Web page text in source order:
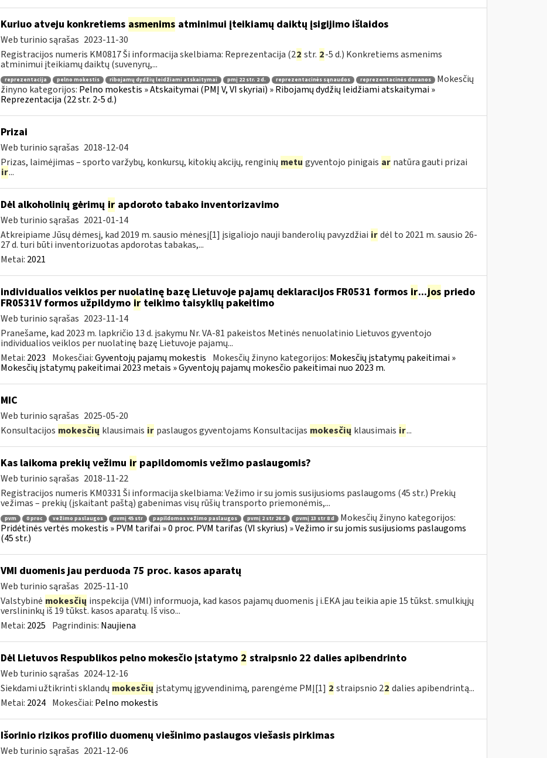
Kuriuo atveju konkretiems asmenims atminimui įteikiamų daiktų įsigijimo išlaidos
Web turinio sąrašas 2023-11-30
Registracijos numeris KM0817 Ši informacija skelbiama: Reprezentacija (22 str. 2-5 d.) Konkretiems asmenims
atminimui įteikiamų daiktų (suvenyrų,...
reprezentacija pelno mokestis ribojamų dydžių leidžiami atskaitymai pmį 22 str. 2 d. reprezentacinės sąnaudos reprezentacinės dovanos
Mokesčių
žinyno kategorijos: Pelno mokestis » Atskaitymai (PMĮ V, VI skyriai) » Ribojamų dydžių leidžiami atskaitymai »
Reprezentacija (22 str. 2-5 d.)
Prizai
Web turinio sąrašas 2018-12-04
Prizas, laimėjimas – sporto varžybų, konkursų, kitokių akcijų, renginių metu gyventojo pinigais ar natūra gauti prizai
ir...
Dėl alkoholinių gėrimų irapdoroto tabako inventorizavimo
Web turinio sąrašas 2021-01-14
Atkreipiame Jūsų dėmesį, kad 2019 m. sausio mėnesį[1] įsigaliojo nauji banderolių pavyzdžiai ir dėl to 2021 m. sausio 26-
27 d. turi būti inventorizuotas apdorotas tabakas,...
Metai: 2021
individualios veiklos per nuolatinę bazę Lietuvoje pajamų deklaracijos FR0531 formos ir...jos priedo
FR0531V formos užpildymo irteikimo taisyklių pakeitimo
Web turinio sąrašas 2023-11-14
Pranešame, kad 2023 m. lapkričio 13 d. įsakymu Nr. VA-81 pakeistos Metinės nenuolatinio Lietuvos gyventojo
individualios veiklos per nuolatinę bazę Lietuvoje pajamų...
Metai: 2023 Mokesčiai:Gyventojų pajamų mokestis Mokesčių žinyno kategorijos: Mokesčių įstatymų pakeitimai »
Mokesčių įstatymų pakeitimai 2023 metais » Gyventojų pajamų mokesčio pakeitimai nuo 2023 m.
MIC
Web turinio sąrašas 2025-05-20
Konsultacijos mokesčių klausimais ir paslaugos gyventojams Konsultacijas mokesčių klausimais ir...
Kas laikoma prekių vežimu irpapildomomis vežimo paslaugomis?
Web turinio sąrašas 2018-11-22
Registracijos numeris KM0331 Ši informacija skelbiama: Vežimo ir su jomis susijusioms paslaugoms (45 str.) Prekių
vežimas – prekių (įskaitant paštą) gabenimas visų rūšių transporto priemonėmis,...
pvm 0 proc vežimo paslaugos pvmį 45 str papildomos vežimo paslaugos pvmį 2 str 26 d pvmį 13 str 8 d
Mokesčių žinyno kategorijos:
Pridėtinės vertės mokestis » PVM tarifai » 0 proc. PVM tarifas (VI skyrius) » Vežimo ir su jomis susijusioms paslaugoms
(45 str.)
VMI duomenis jau perduoda 75 proc. kasos aparatų
Web turinio sąrašas 2025-11-10
Valstybinė mokesčių inspekcija (VMI) informuoja, kad kasos pajamų duomenis į i.EKA jau teikia apie 15 tūkst. smulkiųjų
verslininkų iš 19 tūkst. kasos aparatų. Iš viso...
Metai: 2025 Pagrindinis: Naujiena
Dėl Lietuvos Respublikos pelno mokesčio įstatymo 2 straipsnio 22 dalies apibendrinto
Web turinio sąrašas 2024-12-16
Siekdami užtikrinti sklandų mokesčių įstatymų įgyvendinimą, parengėme PMĮ[1] 2 straipsnio 22 dalies apibendrintą...
Metai: 2024 Mokesčiai: Pelno mokestis
Išorinio rizikos profilio duomenų viešinimo paslaugos viešasis pirkimas
Web turinio sąrašas 2021-12-06